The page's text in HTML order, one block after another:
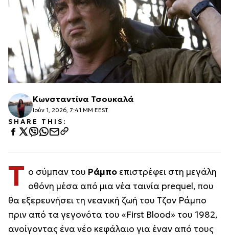
Κωνσταντίνα Τσουκαλά
Ιούν 1, 2026, 7:41 ΜΜ EEST
SHARE THIS:
Τ ο σύμπαν του Ράμπο επιστρέφει στη μεγάλη
οθόνη μέσα από μια νέα ταινία prequel, που
θα εξερευνήσει τη νεανική ζωή του Τζον Ράμπο
πριν από τα γεγονότα του «First Blood» του 1982,
ανοίγοντας ένα νέο κεφάλαιο για έναν από τους